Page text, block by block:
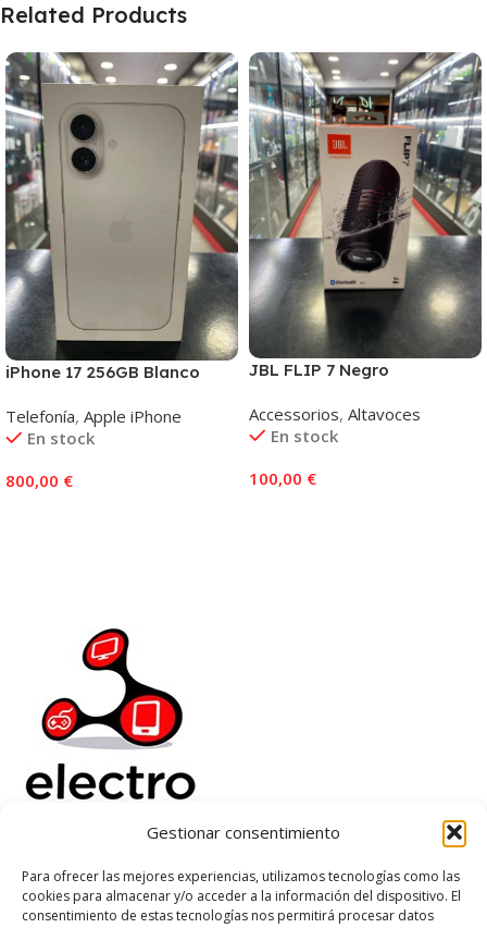
Gestionar consentimiento
Para ofrecer las mejores experiencias, utilizamos tecnologías como las
cookies para almacenar y/o acceder a la información del dispositivo. El
consentimiento de estas tecnologías nos permitirá procesar datos
Related Products
iPhone 17 256GB Blanco
Telefonía, Apple iPhone
En stock
800,00 €
JBL FLIP 7 Negro
Accessorios, Altavoces
En stock
100,00 €
Electrorenover
Ayuda